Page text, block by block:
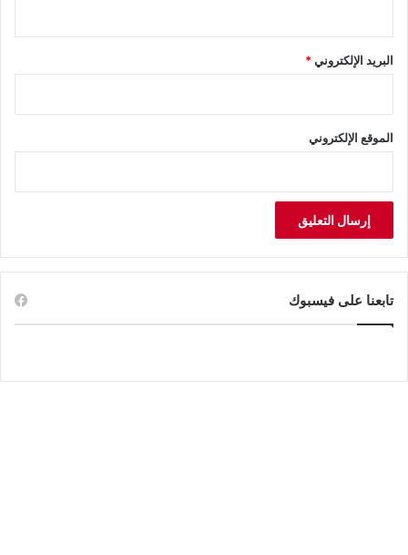
البريد الإلكتروني*
الموقع الإلكتروني
تابعنا على فيسبوك